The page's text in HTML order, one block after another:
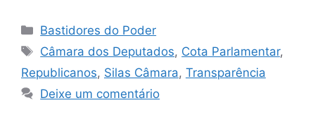
Categorias
Bastidores do Poder
Tags
Câmara dos Deputados, Cota Parlamentar,
Republicanos, Silas Câmara, Transparência
Deixe um comentário